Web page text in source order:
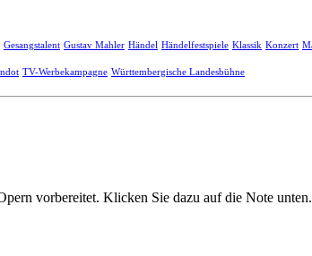
Gesangstalent Gustav Mahler Händel Händelfestspiele Klassik Konzert
TV-Werbekampagne Württembergische Landesbühne
vorbereitet. Klicken Sie dazu auf die Note unten.